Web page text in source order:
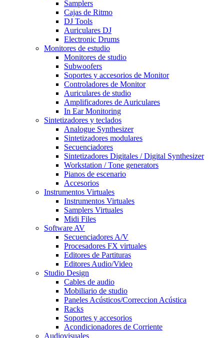
Samplers
Cajas de Ritmo
DJ Tools
Auriculares DJ
Electronic Drums
Monitores de estudio
Monitores de studio
Subwoofers
Soportes y accesorios de Monitor
Controladores de Monitor
Auriculares de studio
Amplificadores de Auriculares
In Ear Monitoring
Sintetizadores y teclados
Analogue Synthesizer
Sintetizadores modulares
Secuenciadores
Sintetizadores Digitales / Digital Synthesizer
Workstation / Tone generators
Pianos de escenario
Accesorios
Instrumentos Virtuales
Instrumentos Virtuales
Samplers Virtuales
Midi Files
Software AV
Secuenciadores A/V
Procesadores FX virtuales
Editores de Partituras
Editores Audio/Video
Studio Design
Cables de audio
Mobiliario de studio
Paneles Acústicos/Correccion Acústica
Racks
Soportes y accesorios
Acondicionadores de Corriente
Audiovisuales